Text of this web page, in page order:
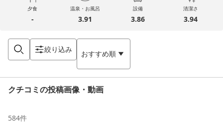
夕食
-
温泉・お風呂
3.91
設備
3.86
清潔さ
3.94
絞り込み おすすめ順
クチコミの投稿画像・動画
584件